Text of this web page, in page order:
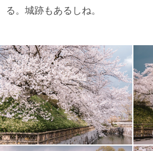
る。城跡もあるしね。